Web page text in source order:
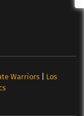
Warriors| Los